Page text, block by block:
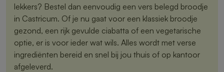
lekkers? Bestel dan eenvoudig een vers belegd broodje
in Castricum. Of je nu gaat voor een klassiek broodje
gezond, een rijk gevulde ciabatta of een vegetarische
optie, er is voor ieder wat wils. Alles wordt met verse
ingrediënten bereid en snel bij jou thuis of op kantoor
afgeleverd.